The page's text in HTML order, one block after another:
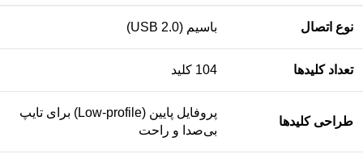
نوع اتصال باسیم (USB 2.0)
تعداد کلیدها 104 کلید
طراحی کلیدها
پروفایل پایین (Low-profile) برای تایپ
بی‌صدا و راحت